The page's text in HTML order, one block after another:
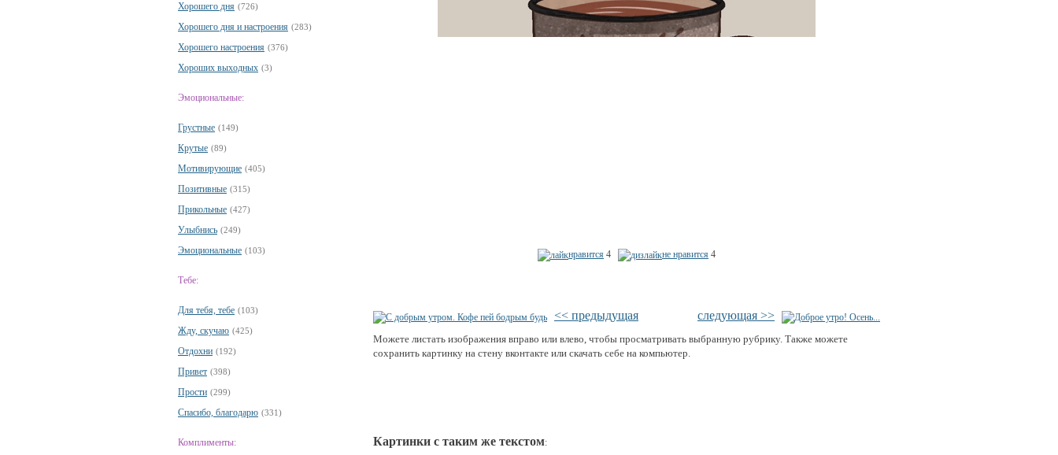
Хорошего дня (726)
Хорошего дня и настроения (283)
Хорошего настроения (376)
Хороших выходных (3)
Эмоциональные:
Грустные (149)
Крутые (89)
Мотивирующие (405)
Позитивные (315)
Прикольные (427)
Улыбнись (249)
Эмоциональные (103)
Тебе:
Для тебя, тебе (103)
Жду, скучаю (425)
Отдохни (192)
Привет (398)
Прости (299)
Спасибо, благодарю (331)
Комплименты:
нравится 4 не нравится 4
<< предыдущая следующая >>
Можете листать изображения вправо или влево, чтобы просматривать выбранную рубрику. Также можете
сохранить картинку на стену вконтакте или скачать себе на компьютер.
Картинки с таким же текстом: